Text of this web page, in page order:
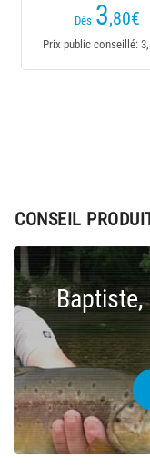
,90€
conseillé: 34,90€
CONSEIL